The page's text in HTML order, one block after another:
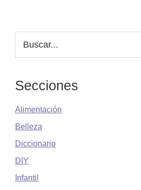
Barra
lateral
Secciones
Alimentación
Belleza
Diccionario
DIY
Infantil